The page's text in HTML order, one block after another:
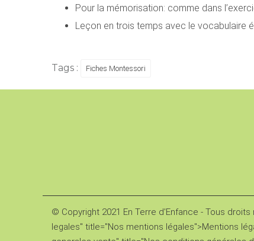
Pour la mémorisation: comme dans
Leçon en trois temps avec le vocabulaire
Tags : Fiches Montessori
© Copyright 2021 En Terre d'Enfance - Tous
legales" title="Nos mentions légales">Mentions